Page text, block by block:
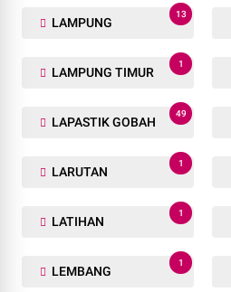
LAMPUNG
13
LAMPUNG TIMUR
1
LAPASTIK GOBAH
49
LARUTAN
1
LATIHAN
1
LEMBANG
1